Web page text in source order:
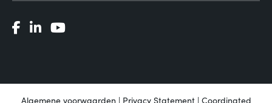
Algemene voorwaarden | Privacy Statement| Coordinated